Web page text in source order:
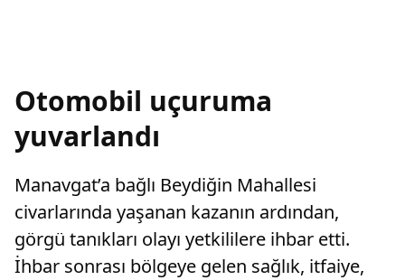
Otomobil uçuruma
yuvarlandı
Manavgat’a bağlı Beydiğin Mahallesi
civarlarında yaşanan kazanın ardından,
görgü tanıkları olayı yetkililere ihbar etti.
İhbar sonrası bölgeye gelen sağlık, itfaiye,